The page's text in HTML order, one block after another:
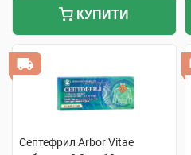
КУПИТИ
Септефрил Arbor Vitae